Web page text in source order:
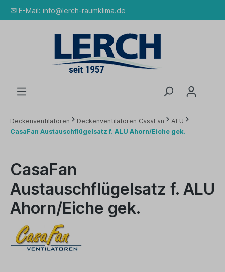
✉ E-Mail: info@lerch-raumklima.de
Deckenventilatoren Deckenventilatoren CasaFan
ALU
CasaFan Austauschflügelsatz f. ALU Ahorn/Eiche gek.
CasaFan
Austauschflügelsatz f. ALU
Ahorn/Eiche gek.